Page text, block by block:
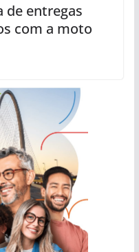
de entregas
com a moto